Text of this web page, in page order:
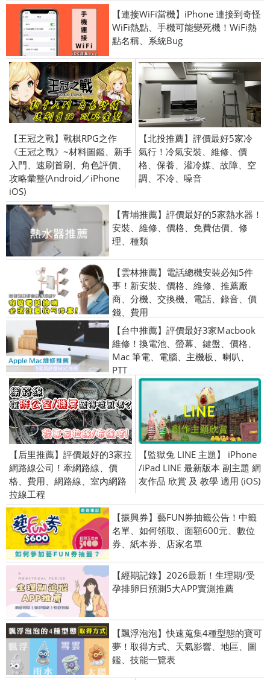
【連接WiFi當機】iPhone 連接到奇怪
WiFi熱點、手機可能變死機！WiFi熱
點名稱、系統Bug
【王冠之戰】戰棋RPG之作
《王冠之戰》~材料圖鑑、新手
入門、速刷首刷、角色評價、
攻略彙整(Android／iPhone
iOS)
【北投推薦】評價最好5家冷
氣行！冷氣安裝、維修、價
格、保養、灌冷媒、故障、空
調、不冷、噪音
【青埔推薦】評價最好的5家熱水器！
安裝、維修、價格、免費估價、修
理、種類
【雲林推薦】電話總機安裝必知5件
事！新安裝、價格、維修、推薦廠
商、分機、交換機、電話、錄音、價
錢、費用
【台中推薦】評價最好3家Macbook
維修！換電池、螢幕、鍵盤、價格、
Mac 筆電、電腦、主機板、喇叭、
PTT
【后里推薦】評價最好的3家拉
網路線公司！牽網路線、價
格、費用、網路線、室內網路
拉線工程
【監獄兔 LINE 主題】 iPhone
/iPad LINE 最新版本 副主題 網
友作品 欣賞 及 教學 適用 (iOS)
【振興券】藝FUN券抽籤公告！中籤
名單、如何領取、面額600元、數位
券、紙本券、店家名單
【經期記錄】2026最新！生理期/受
孕排卵日預測5大APP實測推薦
【飄浮泡泡】快速蒐集4種型態的寶可
夢！取得方式、天氣影響、地區、圖
鑑、技能一覽表